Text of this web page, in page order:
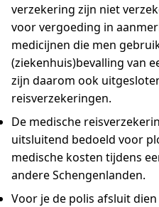
verzekering zijn niet
voor vergoeding in
medicijnen die men
(ziekenhuis)bevalling van
zijn daarom ook
reisverzekeringen.
De medische
uitsluitend bedoeld voor
medische kosten tijdens
andere Schengenlanden.
Voor je de polis afsluit